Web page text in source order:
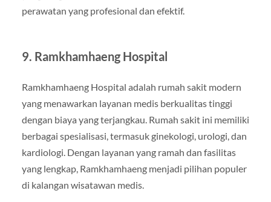
perawatan yang profesional dan efektif.
9. Ramkhamhaeng Hospital
Ramkhamhaeng Hospital adalah rumah sakit modern
yang menawarkan layanan medis berkualitas tinggi
dengan biaya yang terjangkau. Rumah sakit ini memiliki
berbagai spesialisasi, termasuk ginekologi, urologi, dan
kardiologi. Dengan layanan yang ramah dan fasilitas
yang lengkap, Ramkhamhaeng menjadi pilihan populer
di kalangan wisatawan medis.